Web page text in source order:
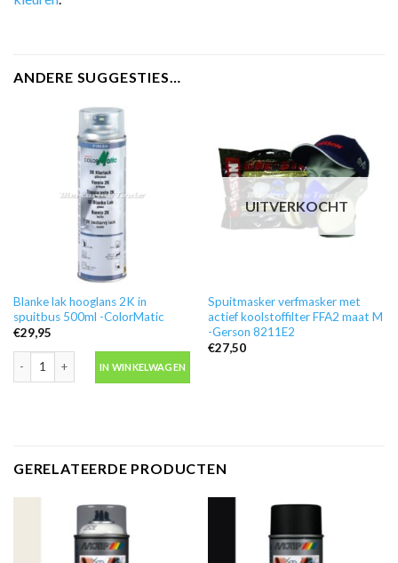
ANDERE SUGGESTIES…
Blanke lak hooglans 2K in
spuitbus 500ml -ColorMatic
€29,95
Blanke lak hooglans 2K in spuitbus 500ml -ColorMatic aantal
IN WINKELWAGEN
UITVERKOCHT
Spuitmasker verfmasker met
actief koolstoffilter FFA2 maat M
-Gerson 8211E2
€27,50
GERELATEERDE PRODUCTEN